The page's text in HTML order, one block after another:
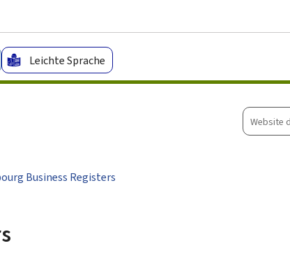
Leichte Sprache
Website
Business Registers